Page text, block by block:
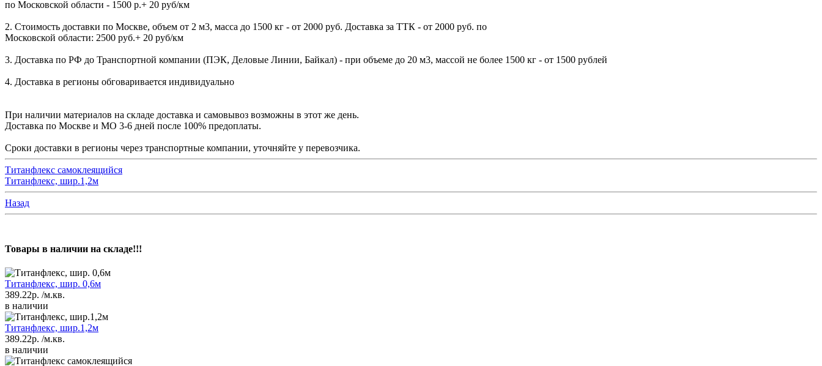
по Московской области - 1500 р.+ 20 руб/км
2. Стоимость доставки по Москве, объем от 2 м3, масса до 1500 кг - от 2000 руб. Доставка за ТТК - от 2000 руб. по
Московской области: 2500 руб.+ 20 руб/км
3. Доставка по РФ до Транспортной компании (ПЭК, Деловые Линии, Байкал) - при объеме до 20 м3, массой не более 1500 кг - от 1500 рублей
4. Доставка в регионы обговаривается индивидуально
При наличии материалов на складе доставка и самовывоз возможны в этот же день.
Доставка по Москве и МО 3-6 дней после 100% предоплаты.
Сроки доставки в регионы через транспортные компании, уточняйте у перевозчика.
Титанфлекс самоклеящийся
Титанфлекс, шир.1,2м
Назад
Товары в наличии на складе!!!
Титанфлекс, шир. 0,6м
389.22р. /м.кв.
в наличии
Титанфлекс, шир.1,2м
389.22р. /м.кв.
в наличии